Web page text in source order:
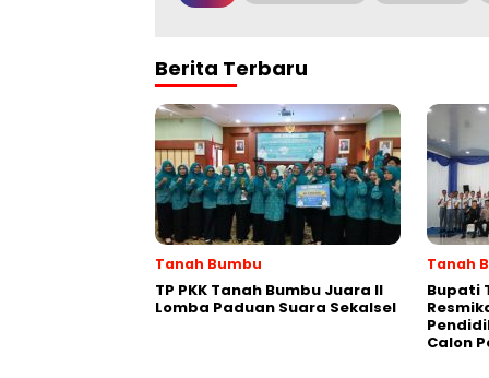
Berita Terbaru
Tanah Bumbu
TP PKK Tanah Bumbu Juara II
Lomba Paduan Suara Sekalsel
Tanah
Bupati
Calon